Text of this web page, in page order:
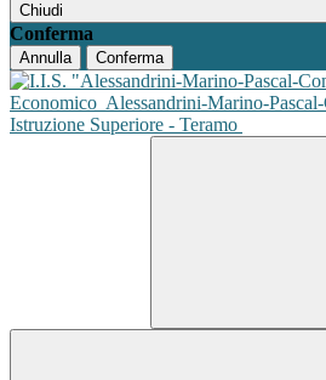
Chiudi
Conferma
Annulla Conferma
Economico Alessandrini-Marino-
Istruzione Superiore - Teramo